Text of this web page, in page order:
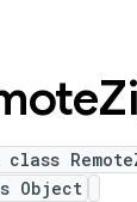
Object